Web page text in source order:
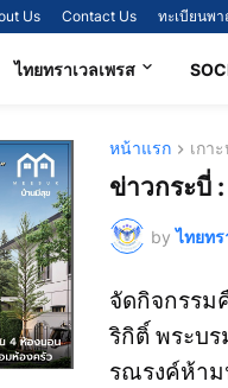
Us Contact Us ทะเบียนพ
ไทยทราเวลเพรส
หน้าแรก เกา
ข่าวกระบี่
by ไทยทร
จัดกิจกรรม
ริกิติ์ พระบ
รณรงค์ห้า